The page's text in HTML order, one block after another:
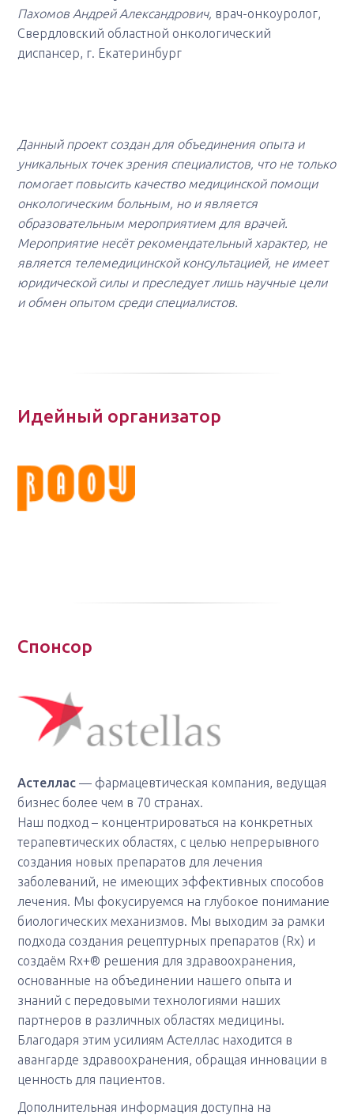
Пахомов Андрей Александрович, врач-онкоуролог,
Свердловский областной онкологический
диспансер, г. Екатеринбург
Данный проект создан для объединения опыта и
уникальных точек зрения специалистов, что не только
помогает повысить качество медицинской помощи
онкологическим больным, но и является
образовательным мероприятием для врачей.
Мероприятие несёт рекомендательный характер, не
является телемедицинской консультацией, не имеет
юридической силы и преследует лишь научные цели
и обмен опытом среди специалистов.
Идейный организатор
Спонсор
Астеллас — фармацевтическая компания, ведущая
бизнес более чем в 70 странах.
Наш подход – концентрироваться на конкретных
терапевтических областях, с целью непрерывного
создания новых препаратов для лечения
заболеваний, не имеющих эффективных способов
лечения. Мы фокусируемся на глубокое понимание
биологических механизмов. Мы выходим за рамки
подхода создания рецептурных препаратов (Rx) и
создаём Rx+® решения для здравоохранения,
основанные на объединении нашего опыта и
знаний с передовыми технологиями наших
партнеров в различных областях медицины.
Благодаря этим усилиям Астеллас находится в
авангарде здравоохранения, обращая инновации в
ценность для пациентов.
Дополнительная информация доступна на